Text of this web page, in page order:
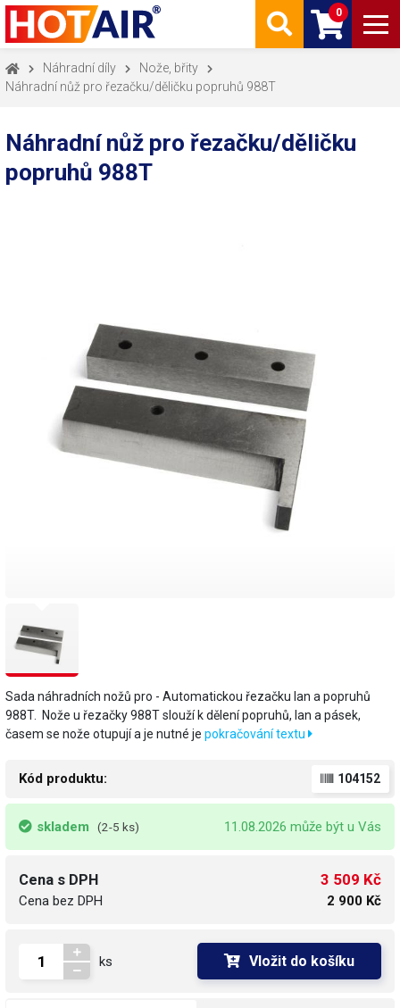
0
Náhradní díly
Nože, břity
Náhradní nůž pro řezačku/děličku popruhů 988T
Náhradní nůž pro řezačku/děličku
popruhů 988T
Sada náhradních nožů pro - Automatickou řezačku lan a popruhů
988T. Nože u řezačky 988T slouží k dělení popruhů, lan a pásek,
časem se nože otupují a je nutné je pokračování textu
Kód produktu: 104152
skladem (2-5 ks) 11.08.2026 může být u Vás
Cena s DPH
Cena bez DPH
3 509 Kč
2 900 Kč
ks Vložit do košíku